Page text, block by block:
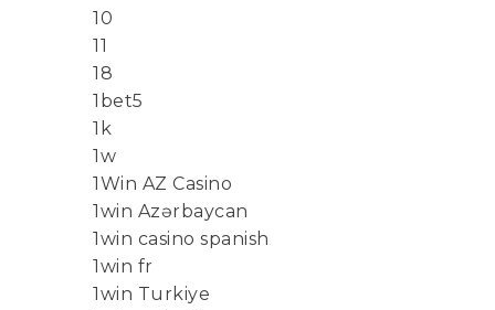
10
11
18
1bet5
1k
1w
1Win AZ Casino
1win Azərbaycan
1win casino spanish
1win fr
1win Turkiye